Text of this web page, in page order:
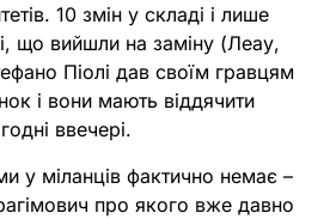
10 змін у складі і лише
що вийшли на заміну (Леау,
Піолі дав своїм гравцям
і вони мають віддячити
ввечері.
у міланців фактично немає –
про якого вже давно